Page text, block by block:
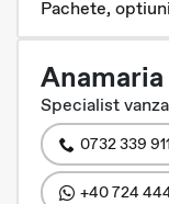
Pachete,
Specialist
0732 339 911
+40 724